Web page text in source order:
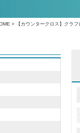
> 【カウンタークロス】クラ